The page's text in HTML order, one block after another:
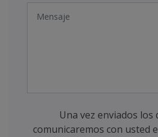
Una vez enviados los
comunicaremos con usted